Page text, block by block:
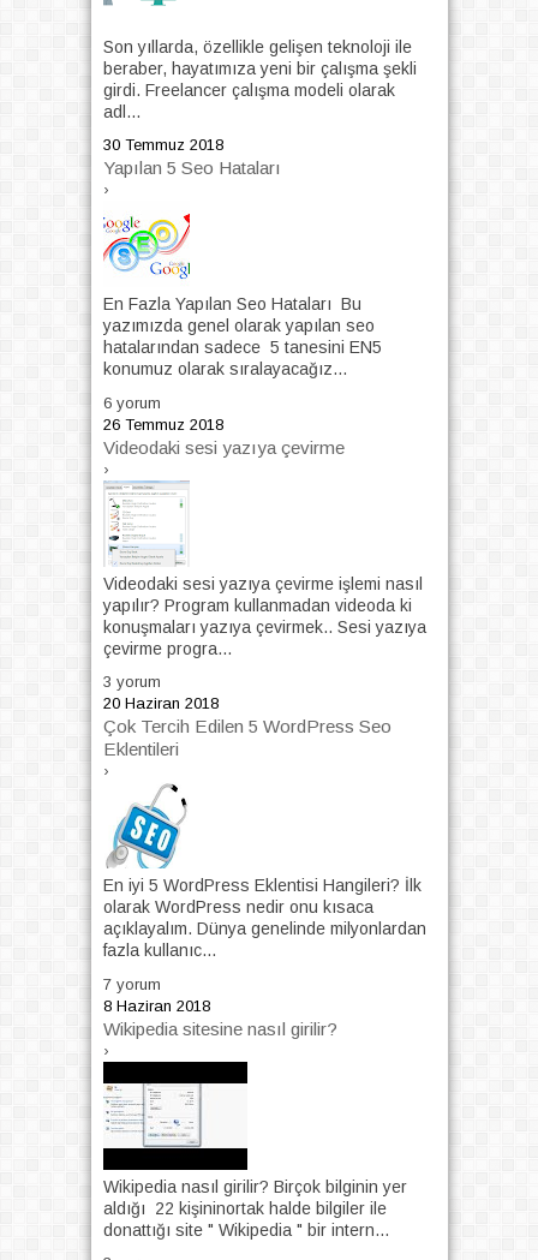
Son yıllarda, özellikle gelişen teknoloji ile
beraber, hayatımıza yeni bir çalışma şekli
girdi. Freelancer çalışma modeli olarak
adl...
30 Temmuz 2018
Yapılan 5 Seo Hataları
›
En Fazla Yapılan Seo Hataları Bu
yazımızda genel olarak yapılan seo
hatalarından sadece 5 tanesini EN5
konumuz olarak sıralayacağız...
6 yorum
26 Temmuz 2018
Videodaki sesi yazıya çevirme
›
Videodaki sesi yazıya çevirme işlemi nasıl
yapılır? Program kullanmadan videoda ki
konuşmaları yazıya çevirmek.. Sesi yazıya
çevirme progra...
3 yorum
20 Haziran 2018
Çok Tercih Edilen 5 WordPress Seo
Eklentileri
›
En iyi 5 WordPress Eklentisi Hangileri? İlk
olarak WordPress nedir onu kısaca
açıklayalım. Dünya genelinde milyonlardan
fazla kullanıc...
7 yorum
8 Haziran 2018
Wikipedia sitesine nasıl girilir?
›
Wikipedia nasıl girilir? Birçok bilginin yer
aldığı 22 kişininortak halde bilgiler ile
donattığı site " Wikipedia " bir intern...